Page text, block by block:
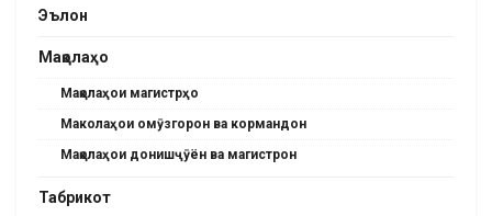
Эълон
Мақолаҳо
Мақолаҳои магистрҳо
Маколаҳои омӯзгорон ва кормандон
Мақолаҳои донишҷӯён ва магистрон
Табрикот